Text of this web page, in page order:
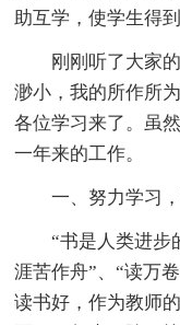
助互学，使学生得
刚刚听了大家的
渺小，我的所作所
各位学习来了。虽
一年来的工作。
一、努力学习，
“书是人类进步的
涯苦作舟”、“读万
读书好，作为教师